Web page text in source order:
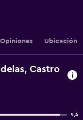
Opiniones Ubicación
Castro
9,4